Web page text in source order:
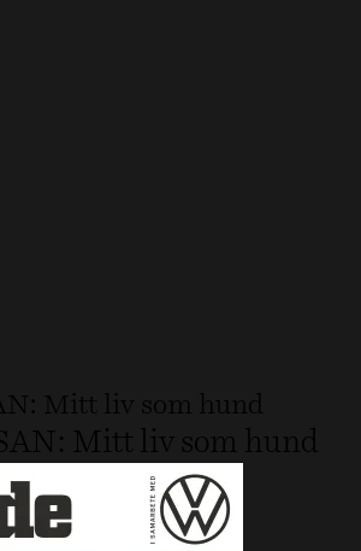
Mitt liv som hund
Mitt liv som hund